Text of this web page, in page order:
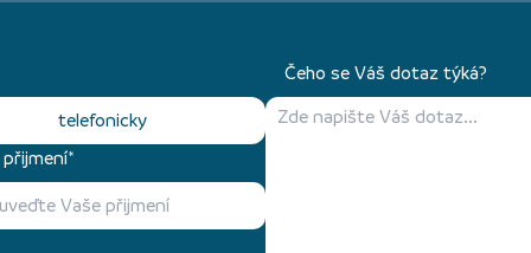
telefonicky
Čeho se Váš dotaz týká?